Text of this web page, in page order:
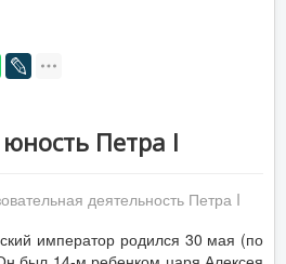
Петра I
деятельность Петра I
император родился 30 мая (по